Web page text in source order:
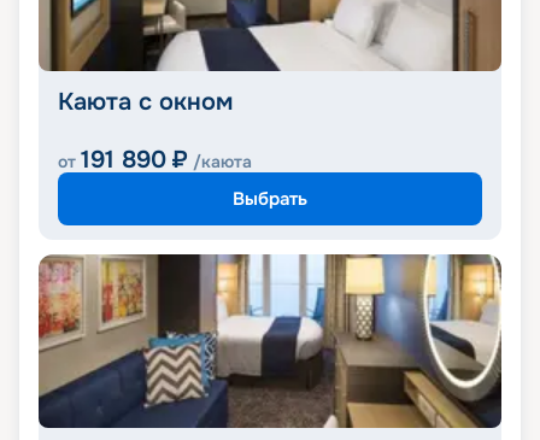
Каюта с окном
от 191 890 ₽ /каюта
Выбрать